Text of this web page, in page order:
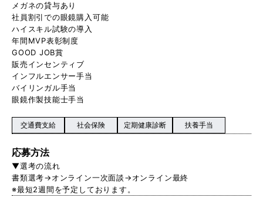
メガネの貸与あり
社員割引での眼鏡購入可能
ハイスキル試験の導入
年間MVP表彰制度
GOOD JOB賞
販売インセンティブ
インフルエンサー手当
バイリンガル手当
眼鏡作製技能士手当
交通費支給 社会保険 定期健康診断 扶養手当
応募方法
▼選考の流れ
書類選考→オンライン一次面談→オンライン最終
※最短2週間を予定しております。